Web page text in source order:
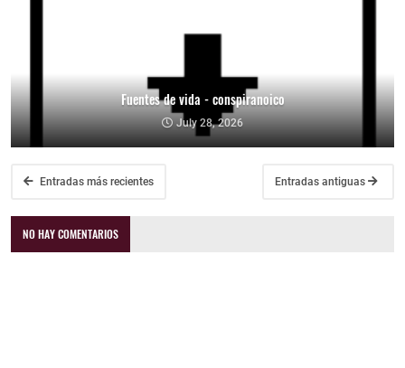
Fuentes de vida - conspiranoico
July 28, 2026
Entradas más recientes Entradas antiguas
NO HAY COMENTARIOS